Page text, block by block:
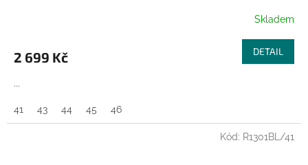
R
M
A
Skladem
2 699 Kč DETAIL
...
41 43 44 45 46
Kód: R1301BL/41